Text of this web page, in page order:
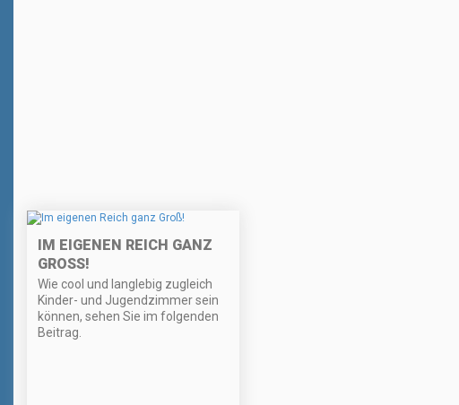
IM EIGENEN REICH GANZ
GROSS!
Wie cool und langlebig zugleich
Kinder- und Jugendzimmer sein
können, sehen Sie im folgenden
Beitrag.